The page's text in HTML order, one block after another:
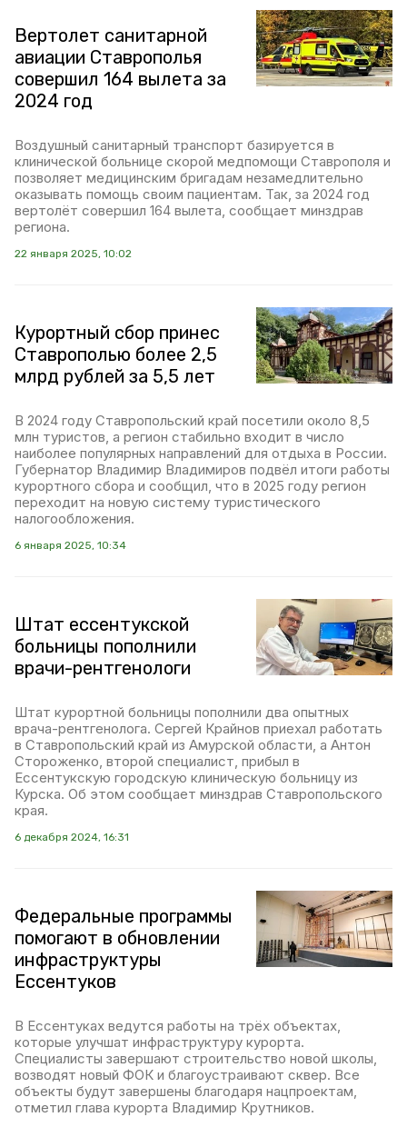
Вертолет санитарной
авиации Ставрополья
совершил 164 вылета за
2024 год
Воздушный санитарный транспорт базируется в
клинической больнице скорой медпомощи Ставрополя и
позволяет медицинским бригадам незамедлительно
оказывать помощь своим пациентам. Так, за 2024 год
вертолёт совершил 164 вылета, сообщает минздрав
региона.
22 января 2025, 10:02
Курортный сбор принес
Ставрополью более 2,5
млрд рублей за 5,5 лет
В 2024 году Ставропольский край посетили около 8,5
млн туристов, а регион стабильно входит в число
наиболее популярных направлений для отдыха в России.
Губернатор Владимир Владимиров подвёл итоги работы
курортного сбора и сообщил, что в 2025 году регион
переходит на новую систему туристического
налогообложения.
6 января 2025, 10:34
Штат ессентукской
больницы пополнили
врачи-рентгенологи
Штат курортной больницы пополнили два опытных
врача-рентгенолога. Сергей Крайнов приехал работать
в Ставропольский край из Амурской области, а Антон
Стороженко, второй специалист, прибыл в
Ессентукскую городскую клиническую больницу из
Курска. Об этом сообщает минздрав Ставропольского
края.
6 декабря 2024, 16:31
Федеральные программы
помогают в обновлении
инфраструктуры
Ессентуков
В Ессентуках ведутся работы на трёх объектах,
которые улучшат инфраструктуру курорта.
Специалисты завершают строительство новой школы,
возводят новый ФОК и благоустраивают сквер. Все
объекты будут завершены благодаря нацпроектам,
отметил глава курорта Владимир Крутников.